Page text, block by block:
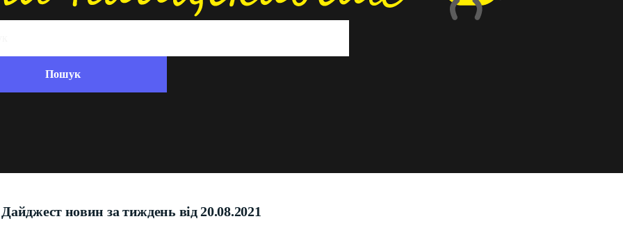
Дайджест новин за тиждень від 20.08.2021